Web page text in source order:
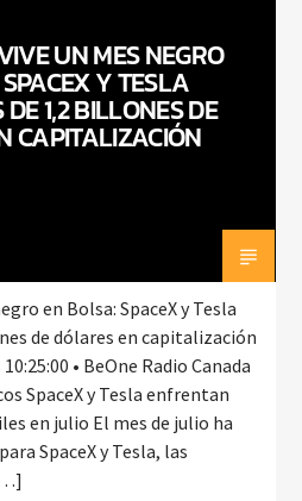
MIX
UN MES NEGRO
Y TESLA
1,2 BILLONES DE
CAPITALIZACIÓN
en Bolsa: SpaceX y Tesla
de dólares en capitalización
• BeOne Radio Canada
SpaceX y Tesla enfrentan
en julio El mes de julio ha
SpaceX y Tesla, las